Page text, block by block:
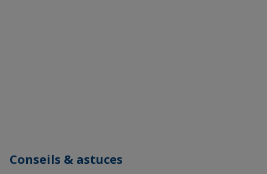
Conseils & astuces